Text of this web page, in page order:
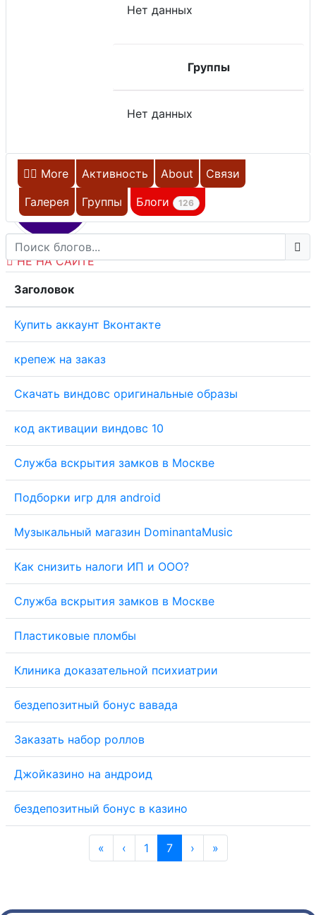
D
НЕ НА САЙТЕ
Нет данных
Группы
Нет данных
Главная Активность About
Связи
Галерея
Группы Блоги 126
More
Заголовок
Купить аккаунт Вконтакте
крепеж на заказ
Скачать виндовс оригинальные образы
код активации виндовс 10
Служба вскрытия замков в Москве
Подборки игр для android
Музыкальный магазин DominantaMusic
Как снизить налоги ИП и ООО?
Служба вскрытия замков в Москве
Пластиковые пломбы
Клиника доказательной психиатрии
бездепозитный бонус вавада
Заказать набор роллов
Джойказино на андроид
бездепозитный бонус в казино
« ‹ 1 7 › »